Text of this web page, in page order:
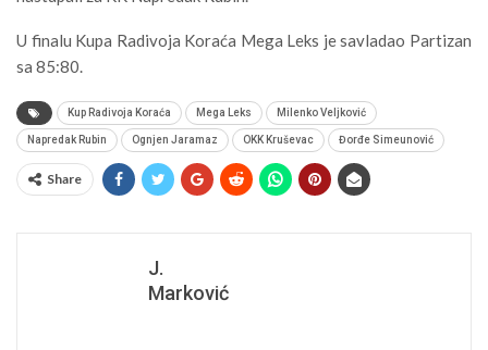
U finalu Kupa Radivoja Koraća Mega Leks je savladao Partizan
sa 85:80.
Kup Radivoja Koraća Mega Leks Milenko Veljković
Napredak Rubin Ognjen Jaramaz OKK Kruševac Đorđe Simeunović
Share
J.
Marković